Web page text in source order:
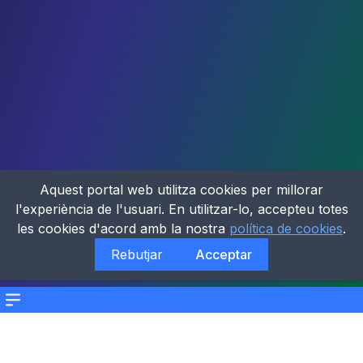
Menu
Aquest portal web utilitza cookies per millorar
l'experiència de l'usuari. En utilitzar-lo, accepteu totes
les cookies d'acord amb la nostra política de cookies.
Rebutjar
Acceptar